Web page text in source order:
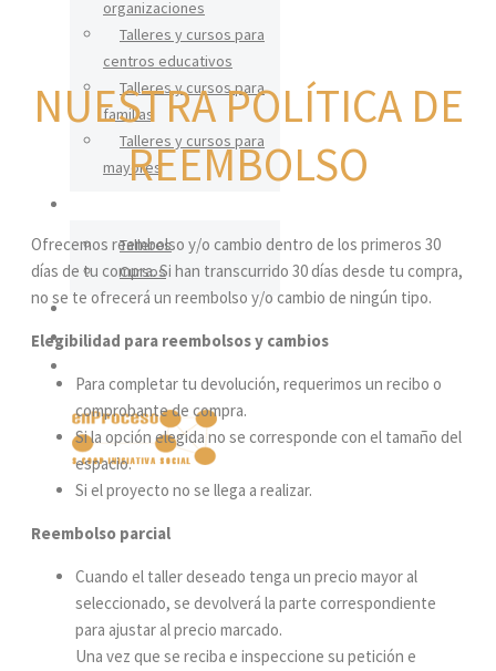
organizaciones
Talleres y cursos para
centros educativos
Talleres y cursos para
familias
Talleres y cursos para
mayores
Talleres
Cursos
BLOG
X
NUESTRA POLÍTICA DE
REEMBOLSO
Ofrecemos reembolso y/o cambio dentro de los primeros 30
días de tu compra. Si han transcurrido 30 días desde tu compra,
no se te ofrecerá un reembolso y/o cambio de ningún tipo.
Elegibilidad para reembolsos y cambios
Para completar tu devolución, requerimos un recibo o
comprobante de compra.
Si la opción elegida no se corresponde con el tamaño del
espacio.
Si el proyecto no se llega a realizar.
Reembolso parcial
Cuando el taller deseado tenga un precio mayor al
seleccionado, se devolverá la parte correspondiente
para ajustar al precio marcado.
Una vez que se reciba e inspeccione su petición e